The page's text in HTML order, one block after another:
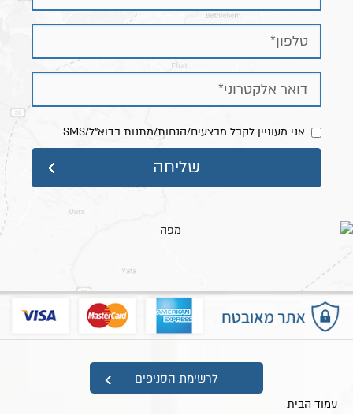
אני מעוניין לקבל מבצעים/הנחות/מתנות בדוא"ל/SMS
לרשימת הסניפים
מפת אתר
עמוד הבית